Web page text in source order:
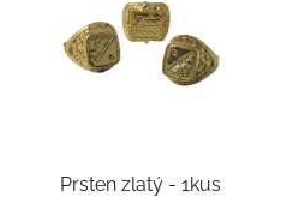
Prsten zlatý - 1kus